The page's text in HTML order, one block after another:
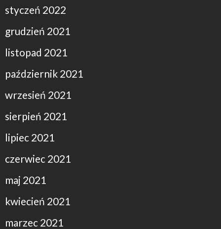
styczeń 2022
grudzień 2021
listopad 2021
październik 2021
wrzesień 2021
sierpień 2021
lipiec 2021
czerwiec 2021
maj 2021
kwiecień 2021
marzec 2021